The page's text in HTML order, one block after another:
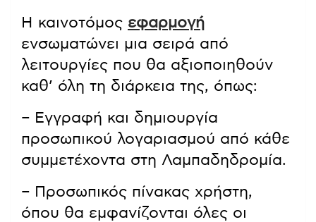
Η καινοτόμος εφαρμογή
ενσωματώνει μια σειρά από
λειτουργίες που θα αξιοποιηθούν
καθ’ όλη τη διάρκεια της, όπως:
– Εγγραφή και δημιουργία
προσωπικού λογαριασμού από κάθε
συμμετέχοντα στη Λαμπαδηδρομία.
– Προσωπικός πίνακας χρήστη,
όπου θα εμφανίζονται όλες οι